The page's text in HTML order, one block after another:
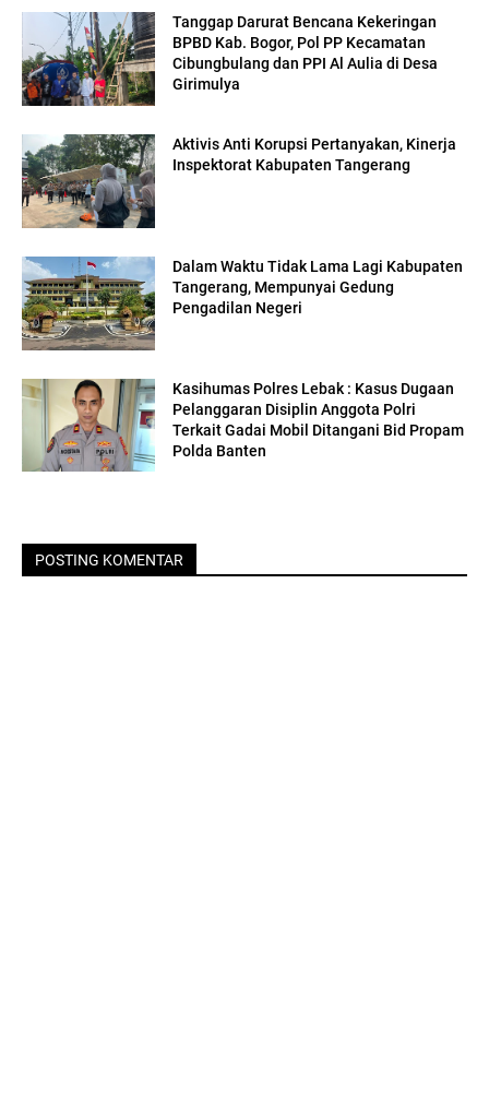
Tanggap Darurat Bencana Kekeringan
BPBD Kab. Bogor, Pol PP Kecamatan
Cibungbulang dan PPI Al Aulia di Desa
Girimulya
Aktivis Anti Korupsi Pertanyakan, Kinerja
Inspektorat Kabupaten Tangerang
Dalam Waktu Tidak Lama Lagi Kabupaten
Tangerang, Mempunyai Gedung
Pengadilan Negeri
Kasihumas Polres Lebak : Kasus Dugaan
Pelanggaran Disiplin Anggota Polri
Terkait Gadai Mobil Ditangani Bid Propam
Polda Banten
POSTING KOMENTAR